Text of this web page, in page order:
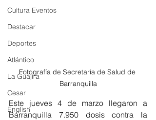
Cultura Eventos
Destacar
Deportes
Atlántico
La Guajira
Cesar
English
Fotografía de Secretaría de Salud de
Barranquilla
Este jueves 4 de marzo llegaron a
Barranquilla 7.950 dosis contra la